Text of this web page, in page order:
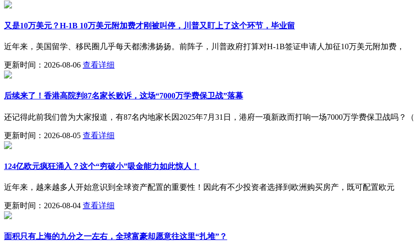
又是10万美元？H-1B 10万美元附加费才刚被叫停，川普又盯上了这个环节，毕业留
近年来，美国留学、移民圈几乎每天都沸沸扬扬。前阵子，川普政府打算对H-1B签证申请人加征10万美元附加费，
更新时间：2026-08-06 查看详细
后续来了！香港高院判87名家长败诉，这场“7000万学费保卫战”落幕
还记得此前我们曾为大家报道，有87名内地家长因2025年7月31日，港府一项新政而打响一场7000万学费保卫战吗？（
更新时间：2026-08-05 查看详细
124亿欧元疯狂涌入？这个“穷破小”吸金能力如此惊人！
近年来，越来越多人开始意识到全球资产配置的重要性！因此有不少投资者选择到欧洲购买房产，既可配置欧元
更新时间：2026-08-04 查看详细
面积只有上海的九分之一左右，全球富豪却愿意往这里“扎堆”？